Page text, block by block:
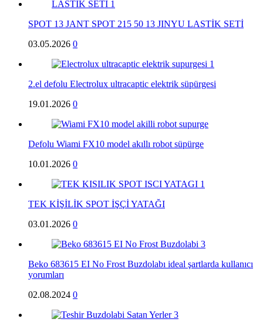
SPOT 13 JANT SPOT 215 50 13 JINYU LASTİK SETİ
03.05.2026 0
2.el defolu Electrolux ultracaptic elektrik süpürgesi
19.01.2026 0
Defolu Wiami FX10 model akıllı robot süpürge
10.01.2026 0
TEK KİŞİLİK SPOT İŞÇİ YATAĞI
03.01.2026 0
Beko 683615 EI No Frost Buzdolabı ideal şartlarda kullanıcı
yorumları
02.08.2024 0